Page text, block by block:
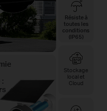
Résiste à
toutes les
conditions
(IP65)
Stockage
local et
Cloud